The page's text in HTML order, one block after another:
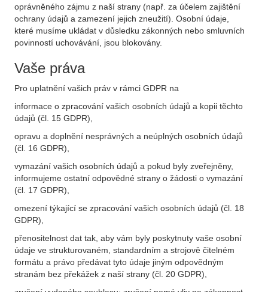
oprávněného zájmu z naší strany (např. za účelem zajištění
ochrany údajů a zamezení jejich zneužití). Osobní údaje,
které musíme ukládat v důsledku zákonných nebo smluvních
povinností uchovávání, jsou blokovány.
Vaše práva
Pro uplatnění vašich práv v rámci GDPR na
informace o zpracování vašich osobních údajů a kopii těchto
údajů (čl. 15 GDPR),
opravu a doplnění nesprávných a neúplných osobních údajů
(čl. 16 GDPR),
vymazání vašich osobních údajů a pokud byly zveřejněny,
informujeme ostatní odpovědné strany o žádosti o vymazání
(čl. 17 GDPR),
omezení týkající se zpracování vašich osobních údajů (čl. 18
GDPR),
přenositelnost dat tak, aby vám byly poskytnuty vaše osobní
údaje ve strukturovaném, standardním a strojově čitelném
formátu a právo předávat tyto údaje jiným odpovědným
stranám bez překážek z naší strany (čl. 20 GDPR),